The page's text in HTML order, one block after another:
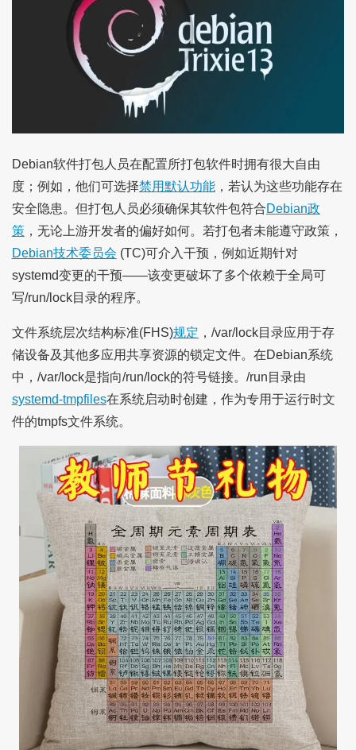
Debian软件打包人员在配置所打包软件时拥有很大自由
度；例如，他们可选择禁用默认功能，若认为这些功能存在
安全隐患。但打包人员必须确保其软件包符合Debian政
策，无论上游开发者的偏好如何。若打包者未能遵守政策，
Debian技术委员会 (TC)可介入干预，例如近期针对
systemd变更的干预——该变更破坏了多个依赖于全局可
写/run/lock目录的程序。
文件系统层次结构标准(FHS)规定 ，/var/lock目录应用于存
储设备及其他多应用共享资源的锁定文件。在Debian系统
中，/var/lock是指向/run/lock的符号链接。/run目录由
systemd-tmpfiles在系统启动时创建，作为专用于运行时文
件的tmpfs文件系统。